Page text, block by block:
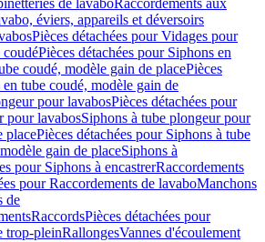
de lavaboRaccordements aux
éviers, appareils et déversoirs
Pièces détachées pour Vidages pour
coudéPièces détachées pour Siphons en
coudé, modèle gain de placePièces
tube coudé, modèle gain de
pour lavabosPièces détachées pour
pour lavabosSiphons à tube plongeur pour
placePièces détachées pour Siphons à tube
gain de placeSiphons à
pour Siphons à encastrerRaccordements
pour Raccordements de lavaboManchons
de
RaccordsPièces détachées pour
trop-pleinRallongesVannes d'écoulement